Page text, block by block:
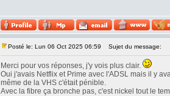
Posté le: Lun 06 Oct 2025 06:59 Sujet du message:
Merci pour vos réponses, j'y vois plus clair.
Oui j'avais Netflix et Prime avec l'ADSL mais il y
même de la VHS c'était pénible.
Avec la fibre ça bronche pas, c'est nickel tout le